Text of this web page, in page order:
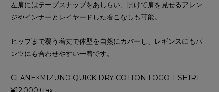
左肩にはテープスナップをあしらい、開けて肩を見せるアレン
ジやインナーとレイヤードした着こなしも可能。
ヒップまで覆う着丈で体型を自然にカバーし、レギンスにもパ
ンツにも合わせやすい一着です。
CLANE×MIZUNO QUICK DRY COTTON LOGO T-SHIRT
¥12,000+tax